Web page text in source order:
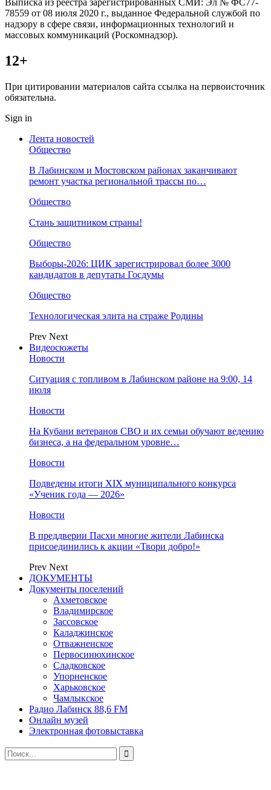
78559 от 08 июля 2020 г., выданное Федеральной службой по
надзору в сфере связи, информационных технологий и
массовых коммуникаций (Роскомнадзор).
12+
При цитировании материалов сайта ссылка на первоисточник
обязательна.
Sign in
Лента новостей
Общество
В Лабинском и Мостовском районах заканчивают
ремонт участка региональной трассы по…
Общество
Стань защитником страны!
Общество
Выборы-2026: ЦИК зарегистрировал более 3000
кандидатов в депутаты Госдумы
Общество
Технологическая элита на страже Родины
Prev Next
Видеосюжеты
Новости
Ситуация с топливом в Лабинском районе на 9:00, 14
июля
Новости
На Кубани ветеранов СВО и их семьи обучают ведению
бизнеса, а на федеральном уровне…
Новости
Подведены итоги XIX муниципального конкурса
«Ученик года — 2026»
Новости
В преддверии Пасхи многие жители Лабинска
присоединились к акции «Твори добро!»
Prev Next
ДОКУМЕНТЫ
Документы поселений
Ахметовское
Владимирское
Зассовское
Каладжинское
Отважненское
Первосинюхинское
Сладковское
Упорненское
Харьковское
Чамлыкское
Радио Лабинск 88,6 FM
Онлайн музей
Электронная фотовыставка